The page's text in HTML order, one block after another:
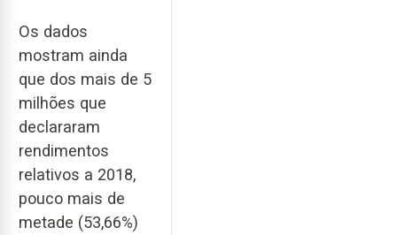
Os dados
mostram ainda
que dos mais de 5
milhões que
declararam
rendimentos
relativos a 2018,
pouco mais de
metade (53,66%)